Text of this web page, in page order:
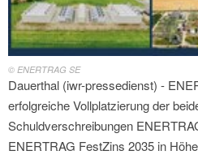
© ENERTRAG SE
Dauerthal (iwr-pressedienst) -
erfolgreiche Vollplatzierung der
Schuldverschreibungen
ENERTRAG FestZins 2035 in